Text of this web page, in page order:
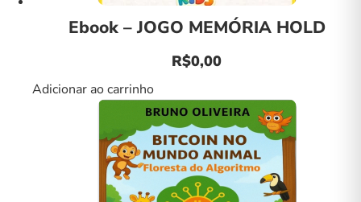
Ebook – JOGO MEMÓRIA HOLD
R$0,00
Adicionar ao carrinho